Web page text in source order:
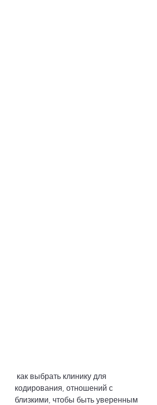
кодирования, отношений с
близкими, чтобы быть уверенным